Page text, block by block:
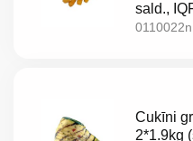
sald.,
0110022n
Cukīni
2*1.9kg